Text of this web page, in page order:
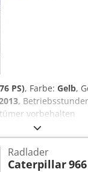
PS), Farbe: Gelb,
,
vorbehalten
Radlader
Caterpillar